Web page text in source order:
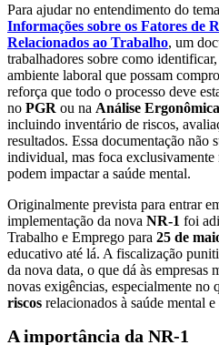
Para ajudar no entendimento do
Informações sobre os Fatores de
Relacionados ao Trabalho, um
trabalhadores sobre como
ambiente laboral que possam
reforça que todo o processo deve
no PGR ou na Análise
incluindo inventário de riscos,
resultados. Essa documentação não
individual, mas foca exclusivamente
podem impactar a saúde mental.
Originalmente prevista para entrar
implementação da nova NR-1 foi
Trabalho e Emprego para 25 de
educativo até lá. A fiscalização
da nova data, o que dá às empresas
novas exigências, especialmente no
riscos relacionados à saúde mental
A importância da NR-1